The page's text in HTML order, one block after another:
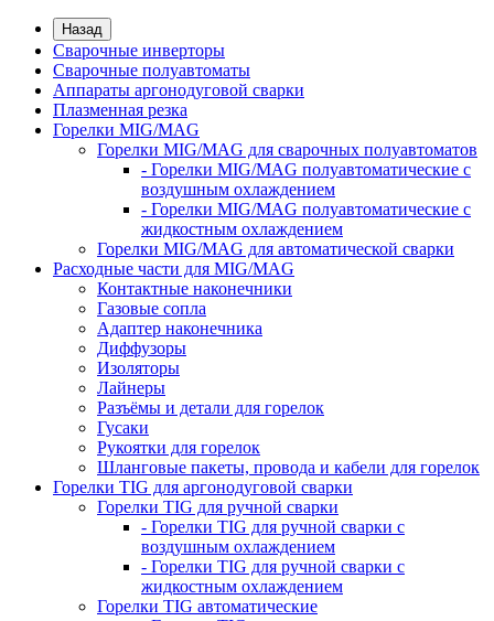
Назад
Сварочные инверторы
Сварочные полуавтоматы
Аппараты аргонодуговой сварки
Плазменная резка
Горелки MIG/MAG
Горелки MIG/MAG для сварочных полуавтоматов
- Горелки MIG/MAG полуавтоматические с
воздушным охлаждением
- Горелки MIG/MAG полуавтоматические с
жидкостным охлаждением
Горелки MIG/MAG для автоматической сварки
Расходные части для MIG/MAG
Контактные наконечники
Газовые сопла
Адаптер наконечника
Диффузоры
Изоляторы
Лайнеры
Разъёмы и детали для горелок
Гусаки
Рукоятки для горелок
Шланговые пакеты, провода и кабели для горелок
Горелки TIG для аргонодуговой сварки
Горелки TIG для ручной сварки
- Горелки TIG для ручной сварки с
воздушным охлаждением
- Горелки TIG для ручной сварки с
жидкостным охлаждением
Горелки TIG автоматические